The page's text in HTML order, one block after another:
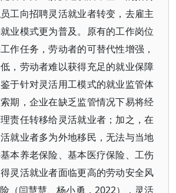
工向招聘灵活就业者转变，去雇主
业模式更为普及。原有的工作岗位
作任务，劳动者的可替代性增强，
，劳动者难以获得充足的就业保障
鉴于针对灵活用工模式的就业监管体
期，企业在缺乏监管情况下易将经
责任转移给灵活就业者；加之，在
就业者多为外地移民，无法与当地
本养老保险、基本医疗保险、工伤
灵活就业者面临更高的劳动安全风
（闫慧慧、杨小勇，2022），灵活